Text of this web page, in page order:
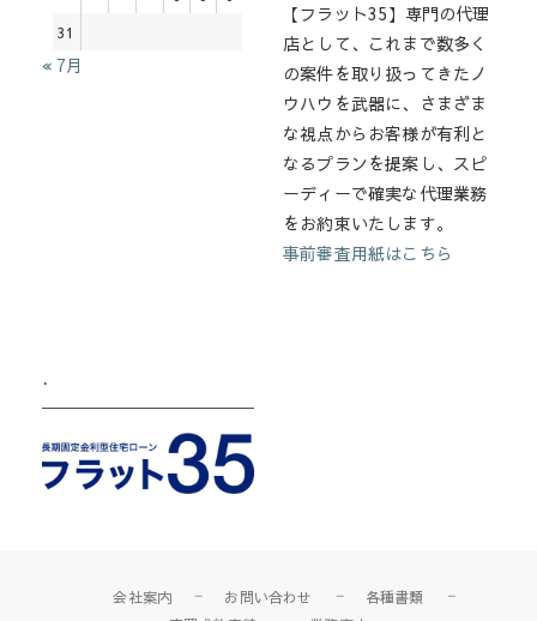
31
« 7月
【フラット35】専門の代理
店として、これまで数多く
の案件を取り扱ってきたノ
ウハウを武器に、さまざま
な視点からお客様が有利と
なるプランを提案し、スピ
ーディーで確実な代理業務
をお約束いたします。
事前審査用紙はこちら
.
会社案内 お問い合わせ
各種書類